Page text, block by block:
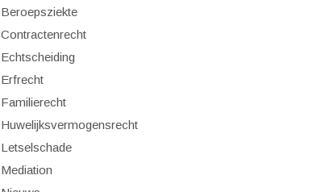
Beroepsziekte
Contractenrecht
Echtscheiding
Erfrecht
Familierecht
Huwelijksvermogensrecht
Letselschade
Mediation